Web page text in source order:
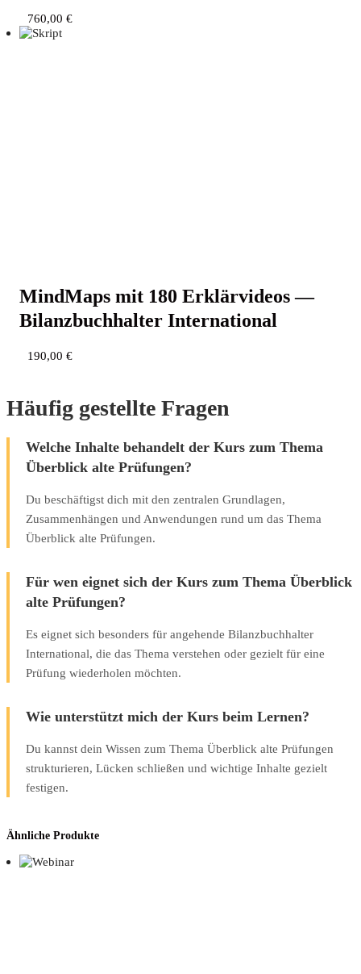
760,00 €
Mind­Maps mit 180 Erklär­vi­de­os —
Bilanz­buch­hal­ter International
190,00 €
Häufig gestellte Fragen
Welche Inhalte behandelt der Kurs zum Thema
Überblick alte Prüfungen?
Du beschäftigst dich mit den zentralen Grundlagen,
Zusammenhängen und Anwendungen rund um das Thema
Überblick alte Prüfungen.
Für wen eignet sich der Kurs zum Thema Überblick
alte Prüfungen?
Es eignet sich besonders für angehende Bilanzbuchhalter
International, die das Thema verstehen oder gezielt für eine
Prüfung wiederholen möchten.
Wie unterstützt mich der Kurs beim Lernen?
Du kannst dein Wissen zum Thema Überblick alte Prüfungen
strukturieren, Lücken schließen und wichtige Inhalte gezielt
festigen.
Ähnliche Produkte